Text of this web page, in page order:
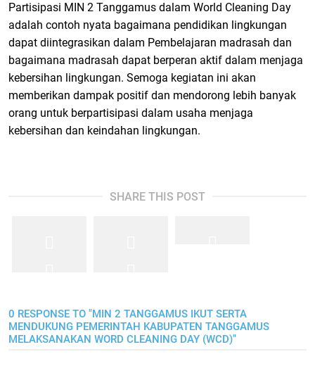
Partisipasi MIN 2 Tanggamus dalam World Cleaning Day
adalah contoh nyata bagaimana pendidikan lingkungan
dapat diintegrasikan dalam Pembelajaran madrasah dan
bagaimana madrasah dapat berperan aktif dalam menjaga
kebersihan lingkungan. Semoga kegiatan ini akan
memberikan dampak positif dan mendorong lebih banyak
orang untuk berpartisipasi dalam usaha menjaga
kebersihan dan keindahan lingkungan.
SHARE THIS POST
0 RESPONSE TO "MIN 2 TANGGAMUS IKUT SERTA
MENDUKUNG PEMERINTAH KABUPATEN TANGGAMUS
MELAKSANAKAN WORD CLEANING DAY (WCD)"